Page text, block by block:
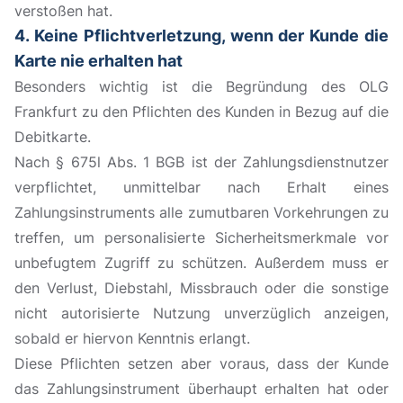
verstoßen hat.
4. Keine Pflichtverletzung, wenn der Kunde die
Karte nie erhalten hat
Besonders wichtig ist die Begründung des OLG
Frankfurt zu den Pflichten des Kunden in Bezug auf die
Debitkarte.
Nach § 675l Abs. 1 BGB ist der Zahlungsdienstnutzer
verpflichtet, unmittelbar nach Erhalt eines
Zahlungsinstruments alle zumutbaren Vorkehrungen zu
treffen, um personalisierte Sicherheitsmerkmale vor
unbefugtem Zugriff zu schützen. Außerdem muss er
den Verlust, Diebstahl, Missbrauch oder die sonstige
nicht autorisierte Nutzung unverzüglich anzeigen,
sobald er hiervon Kenntnis erlangt.
Diese Pflichten setzen aber voraus, dass der Kunde
das Zahlungsinstrument überhaupt erhalten hat oder